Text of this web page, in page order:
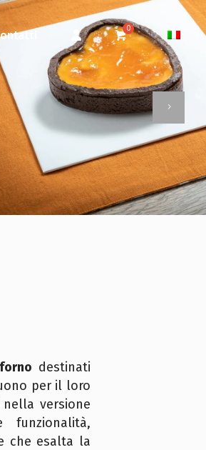
destinati
per il loro
versione
funzionalità,
che esalta la